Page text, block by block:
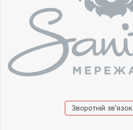
Зворотній зв'язок